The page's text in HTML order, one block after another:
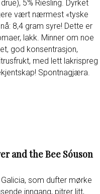
5% Riesling. Dyrket
vært nærmest «tyske
8,4 gram syre! Dette er
lakk. Minner om noe
god konsentrasjon,
med lett lakrispreg
Spontnagjæra.
and the Bee Sóuson
som dufter mørke
inngang, pitrer litt,